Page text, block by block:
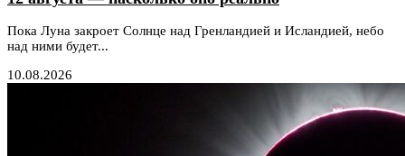
Пока Луна закроет Солнце над Гренландией и Исландией, небо
над ними будет...
10.08.2026